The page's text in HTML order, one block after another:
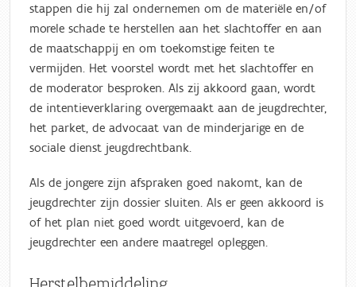
stappen die hij zal ondernemen om de materiële en/of
morele schade te herstellen aan het slachtoffer en aan
de maatschappij en om toekomstige feiten te
vermijden. Het voorstel wordt met het slachtoffer en
de moderator besproken. Als zij akkoord gaan, wordt
de intentieverklaring overgemaakt aan de jeugdrechter,
het parket, de advocaat van de minderjarige en de
sociale dienst jeugdrechtbank.
Als de jongere zijn afspraken goed nakomt, kan de
jeugdrechter zijn dossier sluiten. Als er geen akkoord is
of het plan niet goed wordt uitgevoerd, kan de
jeugdrechter een andere maatregel opleggen.